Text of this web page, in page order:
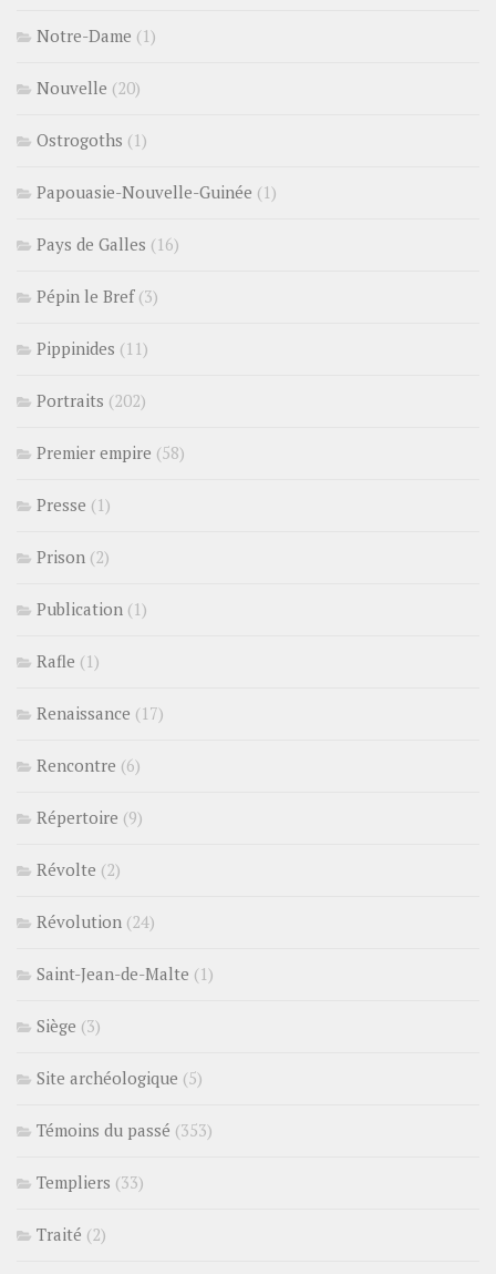
Notre-Dame (1)
Nouvelle (20)
Ostrogoths (1)
Papouasie-Nouvelle-Guinée (1)
Pays de Galles (16)
Pépin le Bref(3)
Pippinides (11)
Portraits (202)
Premier empire (58)
Presse (1)
Prison (2)
Publication (1)
Rafle (1)
Renaissance (17)
Rencontre (6)
Répertoire (9)
Révolte (2)
Révolution (24)
Saint-Jean-de-Malte (1)
Siège (3)
Site archéologique (5)
Témoins du passé (353)
Templiers (33)
Traité (2)